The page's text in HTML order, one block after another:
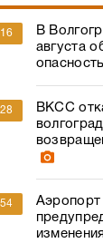
В
августа
опасность
ВКСС
Аэропорт